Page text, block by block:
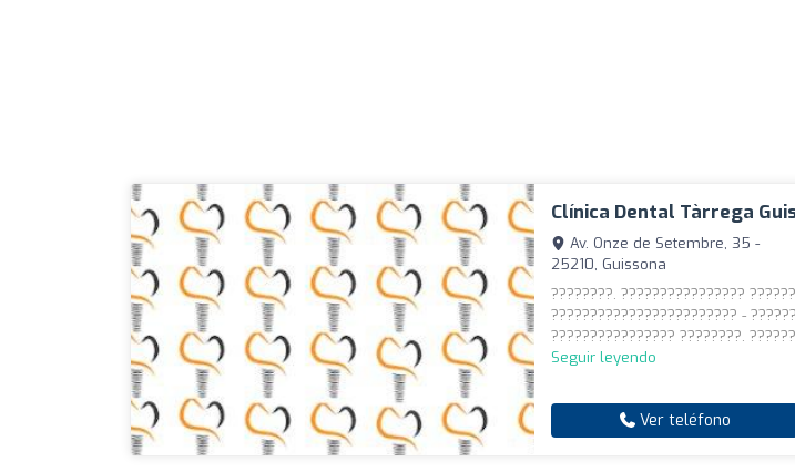
Clínica Dental Tàrrega
Av. Onze de Setembre, 35 -
25210, Guissona
????????. ????????????????
???????????????????????? -
???????????????? ????????.
Seguir leyendo
Ver teléfono